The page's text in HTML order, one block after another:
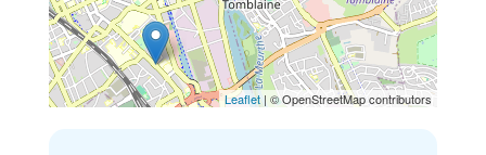
Leaflet | © OpenStreetMap contributors